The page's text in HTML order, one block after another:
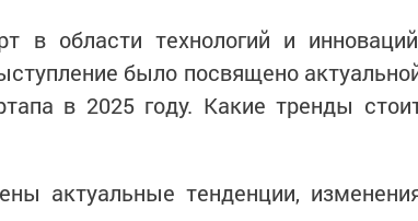
в области технологий и
было посвящено
в 2025 году. Какие тренды
актуальные тенденции,